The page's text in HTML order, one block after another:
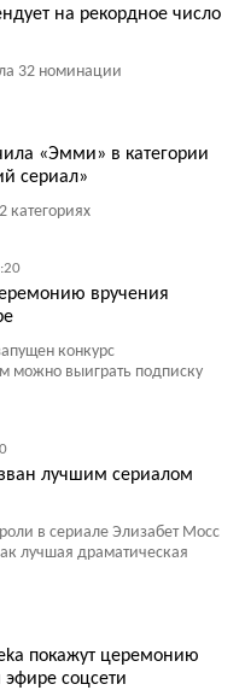
на рекордное число
32 номинации
«Эмми» в категории
сериал»
категориях
вручения
конкурс
можно выиграть подписку
лучшим сериалом
в сериале Элизабет Мосс
лучшая драматическая
покажут церемонию
соцсети